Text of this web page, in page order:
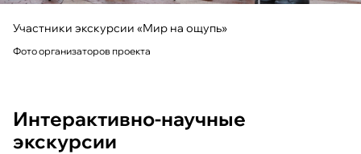
Участники экскурсии «Мир на ощупь»
Фото организаторов проекта
Интерактивно-научные
экскурсии